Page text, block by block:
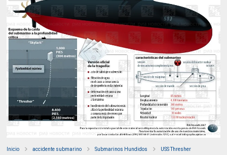
Inicio accidente submarino Submarinos Hundidos USS Thresher